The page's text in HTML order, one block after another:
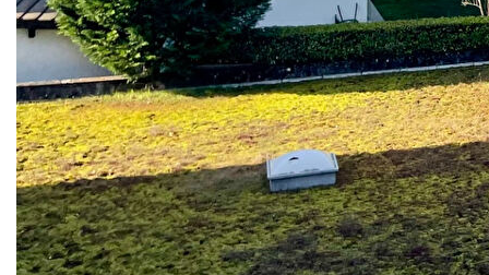
un intérieur à votre image. Que vous soyez primo-
accédant, investisseur ou amateur de projets, ce bien
révèle un fort potentiel d'aménagement.
Son emplacement recherché, le calme de la copropriété et
les récents travaux réalisés sur l'immeuble en font une
base idéale pour un futur cocon.
Une opportunité rare pour ceux qui souhaitent allier
emplacement, potentiel et personnalisation.